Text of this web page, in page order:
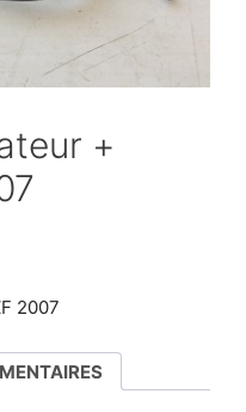
+
2007